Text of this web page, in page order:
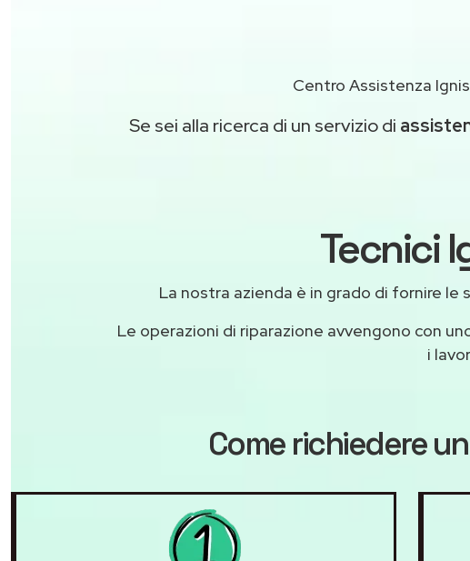
Centro Assistenza
Se sei alla ricerca di un servizio di
Tecnici
La nostra azienda è in grado di fornire le
Le operazioni di riparazione avvengono con
i
Come richiedere